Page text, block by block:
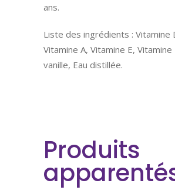
ans.
Liste des ingrédients : Vitamine
Vitamine A, Vitamine E, Vitamine
vanille, Eau distillée.
Produits